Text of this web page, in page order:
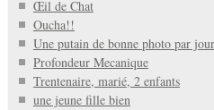
Œil de Chat
Oucha!!
Une putain de bonne photo par jour
Profondeur Mecanique
Trentenaire, marié, 2 enfants
une jeune fille bien